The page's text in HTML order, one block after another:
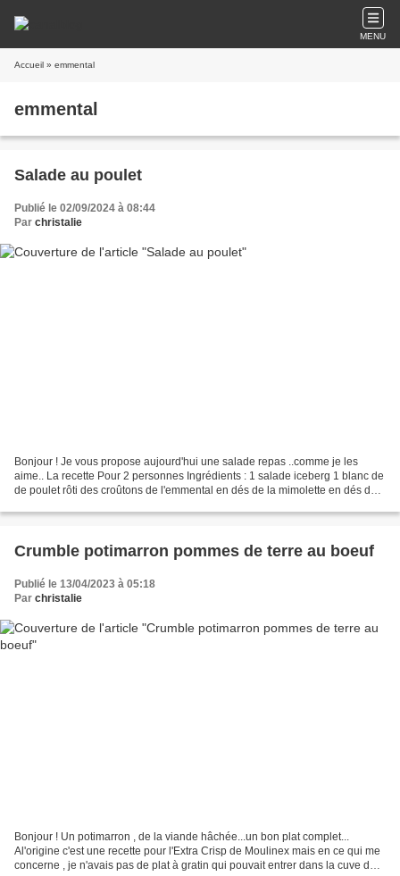
MENU
Accueil » emmental
emmental
Salade au poulet
Publié le 02/09/2024 à 08:44
Par christalie
Bonjour ! Je vous propose aujourd'hui une salade repas ..comme je les
aime.. La recette Pour 2 personnes Ingrédients : 1 salade iceberg 1 blanc de
de poulet rôti des croûtons de l'emmental en dés de la mimolette en dés des
Crumble potimarron pommes de terre au boeuf
Publié le 13/04/2023 à 05:18
Par christalie
Bonjour ! Un potimarron , de la viande hâchée...un bon plat complet...
Al'origine c'est une recette pour l'Extra Crisp de Moulinex mais en ce qui me
concerne , je n'avais pas de plat à gratin qui pouvait entrer dans la cuve du